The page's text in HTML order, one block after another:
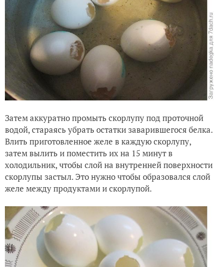
Затем аккуратно промыть скорлупу под проточной
водой, стараясь убрать остатки заварившегося белка.
Влить приготовленное желе в каждую скорлупу,
затем вылить и поместить их на 15 минут в
холодильник, чтобы слой на внутренней поверхности
скорлупы застыл. Это нужно чтобы образовался слой
желе между продуктами и скорлупой.